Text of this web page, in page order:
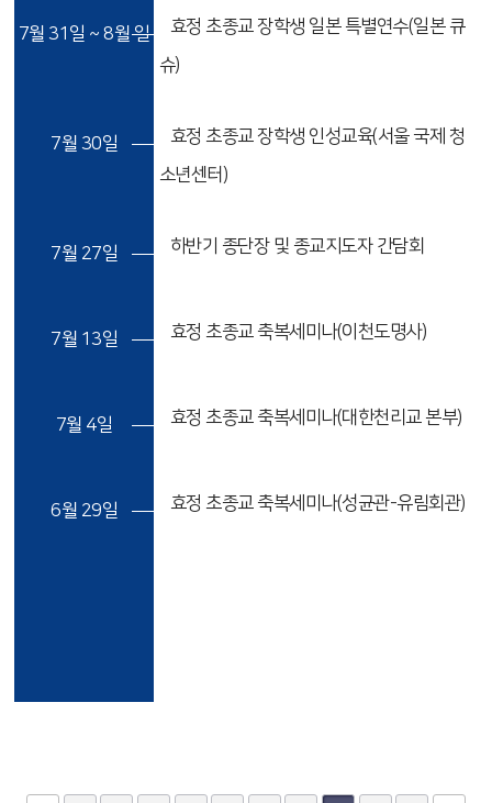
7월 31일 ~ 8월 일
효정 초종교 장학생 일본 특별연수(일본 큐
슈)
7월 30일
효정 초종교 장학생 인성교육(서울 국제 청
소년센터)
7월 27일 하반기 종단장 및 종교지도자 간담회
7월 13일 효정 초종교 축복세미나(이천도명사)
7월 4일 효정 초종교 축복세미나(대한천리교 본부)
6월 29일 효정 초종교 축복세미나(성균관-유림회관)